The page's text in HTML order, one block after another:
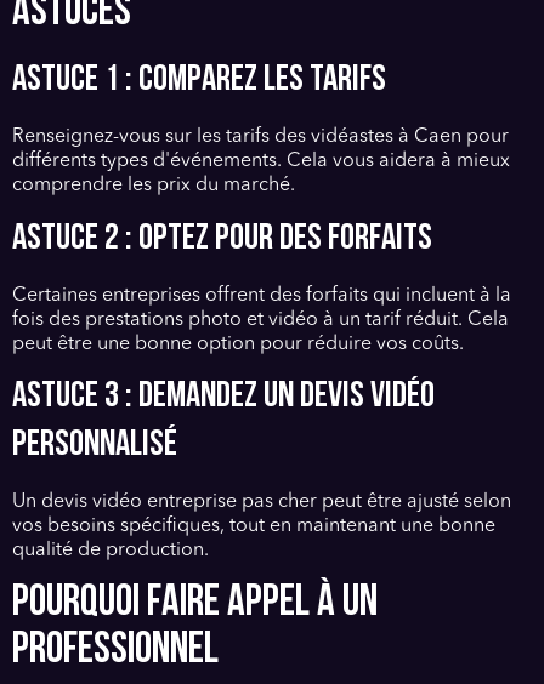
ASTUCES
Astuce 1 : Comparez les tarifs
Renseignez-vous sur les tarifs des vidéastes à Caen pour
différents types d'événements. Cela vous aidera à mieux
comprendre les prix du marché.
Astuce 2 : Optez pour des forfaits
Certaines entreprises offrent des forfaits qui incluent à la
fois des prestations photo et vidéo à un tarif réduit. Cela
peut être une bonne option pour réduire vos coûts.
Astuce 3 : Demandez un devis vidéo
personnalisé
Un devis vidéo entreprise pas cher peut être ajusté selon
vos besoins spécifiques, tout en maintenant une bonne
qualité de production.
POURQUOI FAIRE APPEL À UN
PROFESSIONNEL